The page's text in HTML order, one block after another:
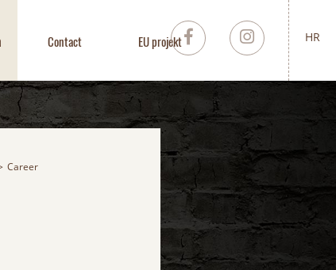
Contact EU projekt HR
Career